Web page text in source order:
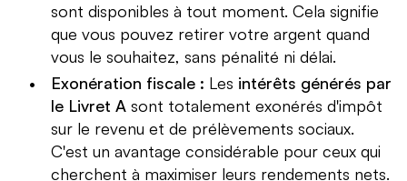
sont disponibles à tout moment. Cela signifie
que vous pouvez retirer votre argent quand
vous le souhaitez, sans pénalité ni délai.
Exonération fiscale : Les intérêts générés par
le Livret A sont totalement exonérés d'impôt
sur le revenu et de prélèvements sociaux.
C'est un avantage considérable pour ceux qui
cherchent à maximiser leurs rendements nets.